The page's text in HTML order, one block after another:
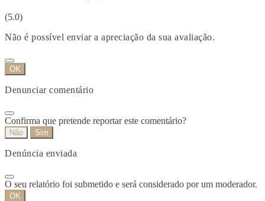
(5.0)
Não é possível enviar a apreciação da sua avaliação.
OK
Denunciar comentário
Confirma que pretende reportar este comentário?
Não Sim
Denúncia enviada
O seu relatório foi submetido e será considerado por um moderador.
OK